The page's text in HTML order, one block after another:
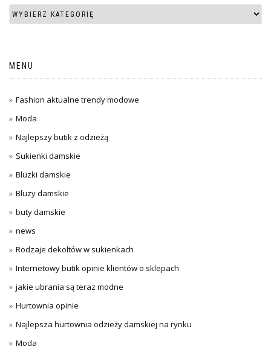
MENU
Fashion aktualne trendy modowe
Moda
Najlepszy butik z odzieżą
Sukienki damskie
Bluzki damskie
Bluzy damskie
buty damskie
news
Rodzaje dekoltów w sukienkach
Internetowy butik opinie klientów o sklepach
jakie ubrania są teraz modne
Hurtownia opinie
Najlepsza hurtownia odzieży damskiej na rynku
Moda